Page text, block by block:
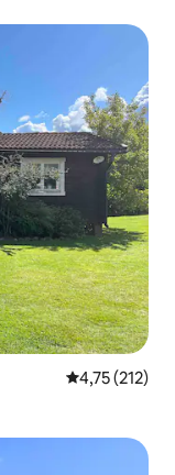
Évaluation
4,75 (212)